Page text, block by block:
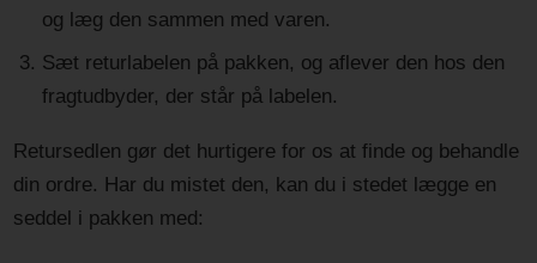
og læg den sammen med varen.
Sæt returlabelen på pakken, og aflever den hos den
fragtudbyder, der står på labelen.
Retursedlen gør det hurtigere for os at finde og behandle
din ordre. Har du mistet den, kan du i stedet lægge en
seddel i pakken med: